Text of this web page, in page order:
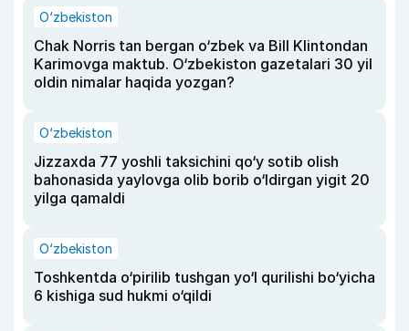
O‘zbekiston
Chak Norris tan bergan o‘zbek va Bill Klintondan
Karimovga maktub. O‘zbekiston gazetalari 30 yil
oldin nimalar haqida yozgan?
O‘zbekiston
Jizzaxda 77 yoshli taksichini qo‘y sotib olish
bahonasida yaylovga olib borib o‘ldirgan yigit 20
yilga qamaldi
O‘zbekiston
Toshkentda o‘pirilib tushgan yo‘l qurilishi bo‘yicha
6 kishiga sud hukmi o‘qildi